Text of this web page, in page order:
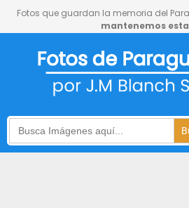
Fotos que guardan la memoria del
mantenemos esta
Search
for: